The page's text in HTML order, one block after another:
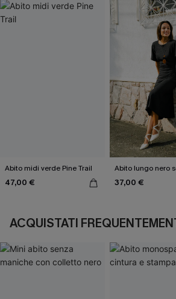
Abito midi verde Pine Trail
47,00 €
Abito lungo nero
37,00 €
ACQUISTATI